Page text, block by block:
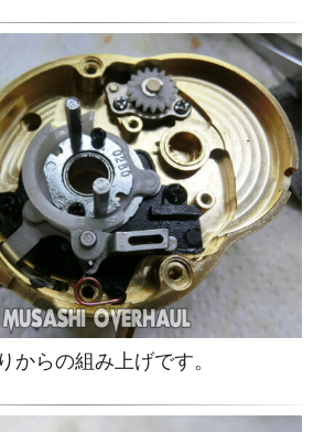
からの組み上げです。